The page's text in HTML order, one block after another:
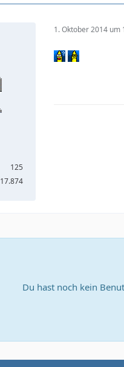
125
17.874
1. Oktober 2014 um
Du hast noch kein